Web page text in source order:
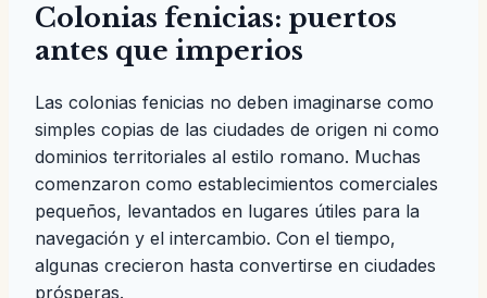
Colonias fenicias: puertos
antes que imperios
Las colonias fenicias no deben imaginarse como
simples copias de las ciudades de origen ni como
dominios territoriales al estilo romano. Muchas
comenzaron como establecimientos comerciales
pequeños, levantados en lugares útiles para la
navegación y el intercambio. Con el tiempo,
algunas crecieron hasta convertirse en ciudades
prósperas.